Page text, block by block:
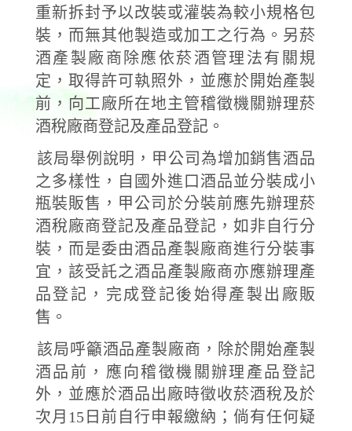
重新拆封予以改裝或灌裝為較小規格包
裝，而無其他製造或加工之行為。另菸
酒產製廠商除應依菸酒管理法有關規
定，取得許可執照外，並應於開始產製
前，向工廠所在地主管稽徵機關辦理菸
酒稅廠商登記及產品登記。
該局舉例說明，甲公司為增加銷售酒品
之多樣性，自國外進口酒品並分裝成小
瓶裝販售，甲公司於分裝前應先辦理菸
酒稅廠商登記及產品登記，如非自行分
裝，而是委由酒品產製廠商進行分裝事
宜，該受託之酒品產製廠商亦應辦理產
品登記，完成登記後始得產製出廠販
售。
該局呼籲酒品產製廠商，除於開始產製
酒品前，應向稽徵機關辦理產品登記
外，並應於酒品出廠時徵收菸酒稅及於
次月15日前自行申報繳納；倘有任何疑